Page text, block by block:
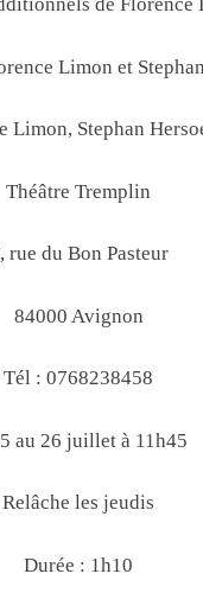
Limon et
Limon, Stephan
Théâtre Tremplin
rue du Bon Pasteur
84000 Avignon
Tél : 0768238458
au 26 juillet à 11h45
Relâche les jeudis
Durée : 1h10